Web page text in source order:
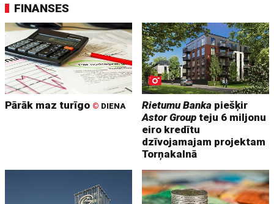
FINANSES
Pārāk maz turīgo © DIENA Rietumu Banka piešķir
Astor Group teju 6 miljonu
eiro kredītu
dzīvojamajam projektam
Torņakalnā